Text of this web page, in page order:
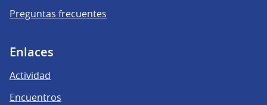
Preguntas frecuentes
Enlaces
Actividad
Encuentros